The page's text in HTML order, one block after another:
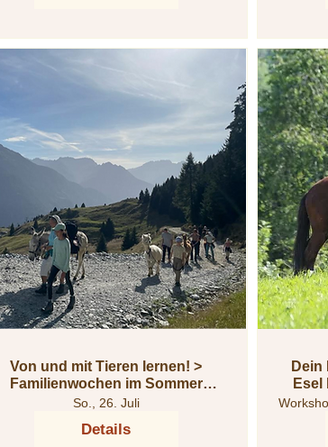
Von und mit Tieren lernen! >
Familienwochen im Sommer
2026
So., 26. Juli
Details
Dein
Esel